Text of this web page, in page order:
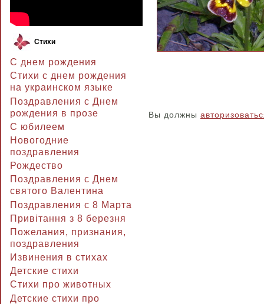
Стихи
С днем рождения
Стихи с днем рождения
на украинском языке
Поздравления с Днем
рождения в прозе
C юбилеем
Новогодние
поздравления
Рождество
Поздравления с Днем
святого Валентина
Поздравления с 8 Марта
Привітання з 8 березня
Пожелания, признания,
поздравления
Извинения в стихах
Детские стихи
Стихи про животных
Детские стихи про
Вы должны